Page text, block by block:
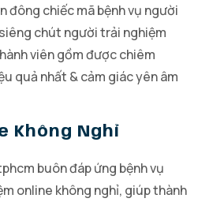
đông chiếc mã bệnh vụ người
chút người trải nghiệm
viên gồm được chiêm
quả nhất & cảm giác yên âm
Không Nghỉ
buôn đáp ứng bệnh vụ
online không nghỉ, giúp thành